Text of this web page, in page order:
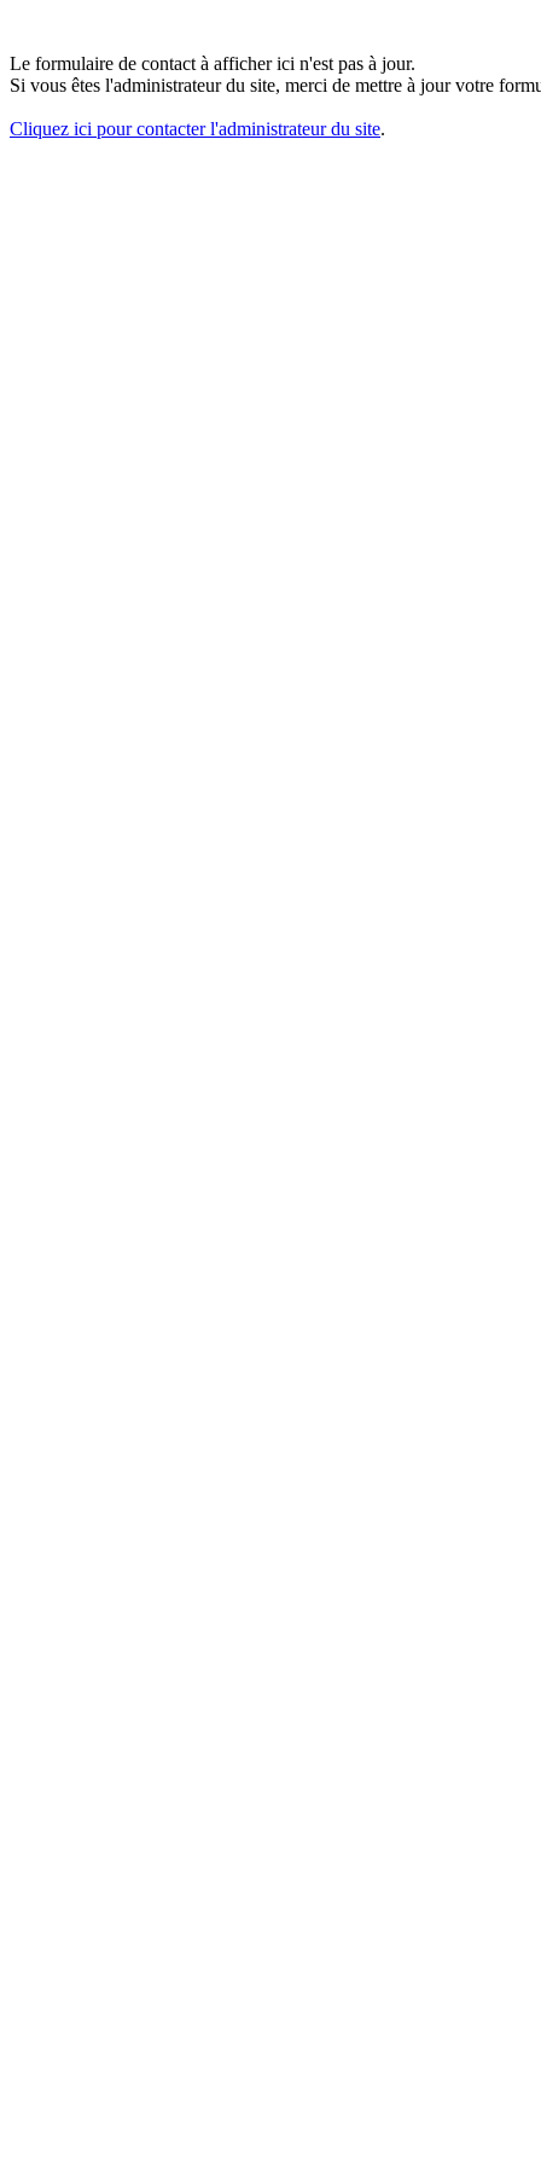
Le formulaire de contact à afficher ici n'est pas à jour.
Si vous êtes l'administrateur du site, merci de mettre à jour votre
Cliquez ici pour contacter l'administrateur du site.